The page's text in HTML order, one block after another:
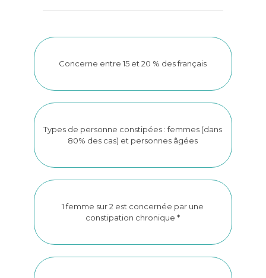
Concerne entre 15 et 20 % des français
Types de personne constipées : femmes (dans
80% des cas) et personnes âgées
1 femme sur 2 est concernée par une
constipation chronique *